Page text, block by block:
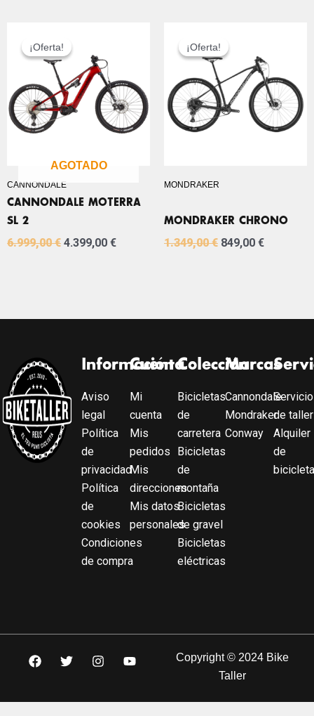
¡Oferta!
AGOTADO
CANNONDALE
¡Oferta!
CANNONDALE MOTERRA
SL 2
6.999,00€
ORIGINAL
ERA:
6.999,00 €.
4.399,00 €
4.399,00 €.
¡Oferta!
MONDRAKER
¡Oferta!
MONDRAKER CHRONO
1.349,00€
ORIGINAL
ERA:
1.349,00 €.
849,00 €
ACTUAL
ES:
849,00 €.
Información
Aviso
legal
Política
de
privacidad
Política
de
cookies
Condiciones
de compra
Cuenta
Mi
cuenta
Mis
pedidos
Mis
direcciones
Mis datos
personales
Colección
Bicicletas
de
carretera
Bicicletas
de
montaña
Bicicletas
de gravel
Bicicletas
eléctricas
Marcas
Cannondale
Mondraker
Conway
Servicio
de taller
Alquiler
de
Copyright © 2024 Bike
Taller
F
a
b
T
w
t
I
n
a
Y
o
u